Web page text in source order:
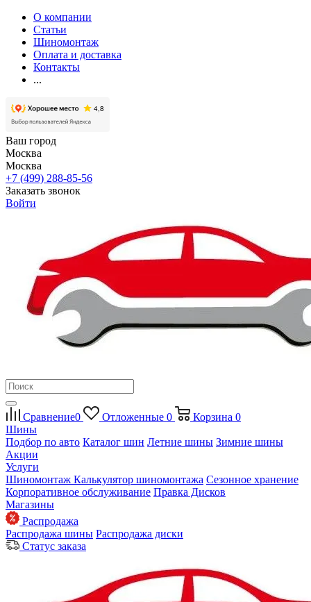
О компании
Статьи
Шиномонтаж
Оплата и доставка
Контакты
...
Ваш город
Москва
Москва
+7 (499) 288-85-56
Заказать звонок
Войти
Сравнение0 Отложенные 0 Корзина 0
Шины
Подбор по авто Каталог шин Летние шины Зимние шины
Акции
Услуги
Шиномонтаж Калькулятор шиномонтажа Сезонное хранение
Корпоративное обслуживание Правка Дисков
Магазины
Распродажа
Распродажа шины Распродажа диски
Статус заказа